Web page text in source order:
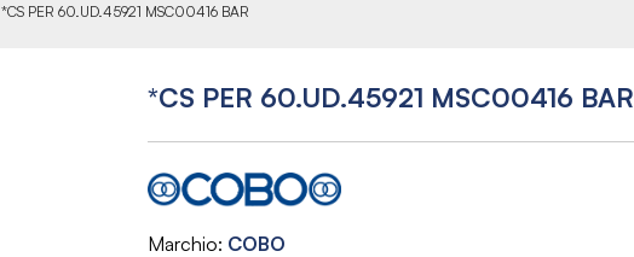
*CS PER 60.UD.45921 MSC00416 BAR
*CS PER 60.UD.45921 MSC00416 BAR
Marchio COBO